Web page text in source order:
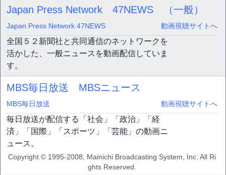
Japan Press Network 47NEWS （一般）
Japan Press Network 47NEWS 動画視聴サイトへ
全国５２新聞社と共同通信のネットワークを
活かした、一般ニュースを動画配信していま
す。
MBS毎日放送 MBSニュース
MBS毎日放送 動画視聴サイトへ
毎日放送が配信する「社会」「政治」「経
済」「国際」「スポーツ」「芸能」の動画ニ
ュース。
Copyright © 1995-2008, Mainichi Broadcasting System, Inc. All Ri
ghts Reserved.